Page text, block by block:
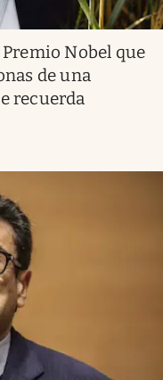
Nobel que
de una
recuerda